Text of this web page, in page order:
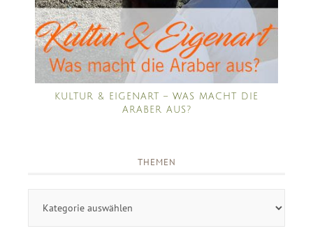
KULTUR & EIGENART – WAS MACHT DIE
ARABER AUS?
THEMEN